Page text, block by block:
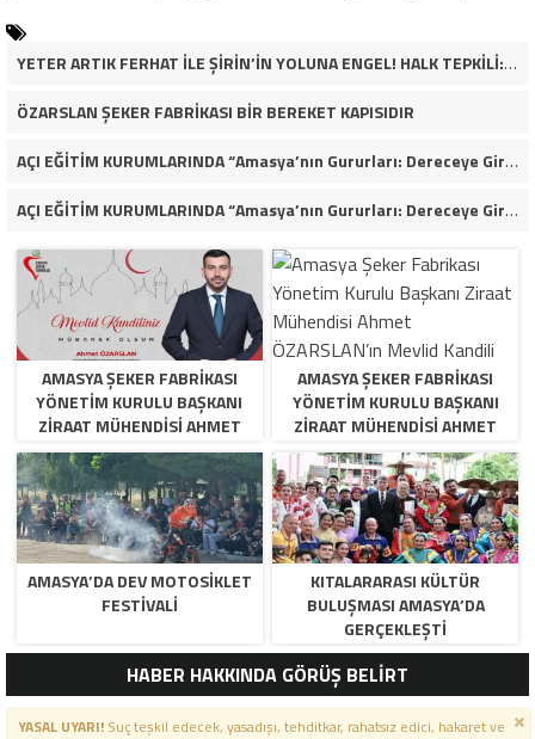
YETER ARTIK FERHAT İLE ŞİRİN’İN YOLUNA ENGEL! HALK TEPKİLİ: “YOLU KAPATMAK ÇÖZÜM DEĞİL, GÖREVİNİ YAP!”
ÖZARSLAN ŞEKER FABRİKASI BİR BEREKET KAPISIDIR
AÇI EĞİTİM KURUMLARINDA “Amasya’nın Gururları: Dereceye Giren Öğrenciler İçin Anlamlı Tören”
AÇI EĞİTİM KURUMLARINDA “Amasya’nın Gururları: Dereceye Giren Öğrenciler İçin Anlamlı Tören”
AMASYA ŞEKER FABRIKASI
YÖNETIM KURULU BAŞKANI
ZIRAAT MÜHENDISI AHMET
ÖZARSLAN’IN MEVLID KANDILI
MESAJI
AMASYA ŞEKER FABRIKASI
YÖNETIM KURULU BAŞKANI
ZIRAAT MÜHENDISI AHMET
ÖZARSLAN’IN MEVLID KANDILI
MESAJI
AMASYA’DA DEV MOTOSIKLET
FESTIVALI
KITALARARASI KÜLTÜR
BULUŞMASI AMASYA’DA
GERÇEKLEŞTI
HABER HAKKINDA GÖRÜŞ BELİRT
YASAL UYARI!Suç teşkil edecek, yasadışı, tehditkar, rahatsız edici, hakaret ve